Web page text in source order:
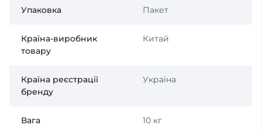
Упаковка Пакет
Країна-виробник
товару
Китай
Країна реєстрації
бренду
Україна
Вага 10 кг